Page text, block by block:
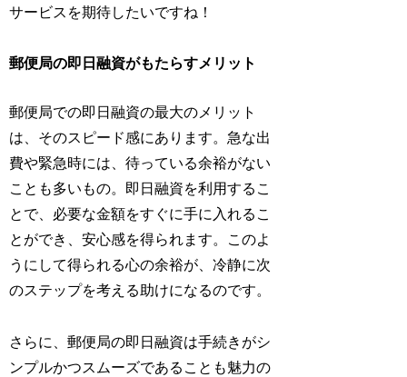
サービスを期待したいですね！
郵便局の即日融資がもたらすメリット
郵便局での即日融資の最大のメリット
は、そのスピード感にあります。急な出
費や緊急時には、待っている余裕がない
ことも多いもの。即日融資を利用するこ
とで、必要な金額をすぐに手に入れるこ
とができ、安心感を得られます。このよ
うにして得られる心の余裕が、冷静に次
のステップを考える助けになるのです。
さらに、郵便局の即日融資は手続きがシ
ンプルかつスムーズであることも魅力の